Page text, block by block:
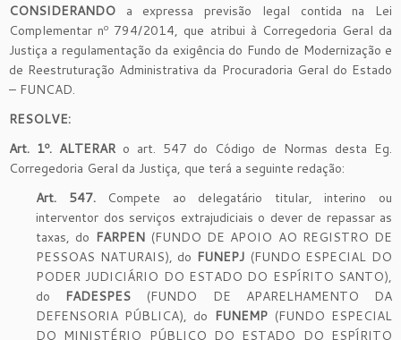
CONSIDERANDO a expressa previsão legal contida na Lei
Complementar nº 794/2014, que atribui à Corregedoria Geral da
Justiça a regulamentação da exigência do Fundo de Modernização e
de Reestruturação Administrativa da Procuradoria Geral do Estado
– FUNCAD.
RESOLVE:
Art. 1º. ALTERARo art. 547 do Código de Normas desta Eg.
Corregedoria Geral da Justiça, que terá a seguinte redação:
Art. 547.Compete ao delegatário titular, interino ou
interventor dos serviços extrajudiciais o dever de repassar as
taxas, do FARPEN(FUNDO DE APOIO AO REGISTRO DE
PESSOAS NATURAIS), do FUNEPJ (FUNDO ESPECIAL DO
PODER JUDICIÁRIO DO ESTADO DO ESPÍRITO SANTO),
do FADESPES (FUNDO DE APARELHAMENTO DA
DEFENSORIA PÚBLICA), do FUNEMP(FUNDO ESPECIAL
DO MINISTÉRIO PÚBLICO DO ESTADO DO ESPÍRITO